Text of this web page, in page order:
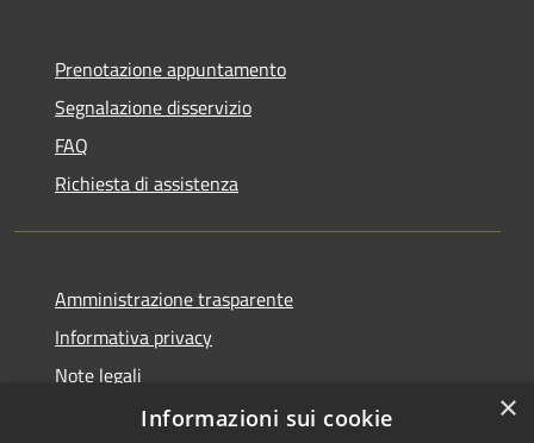
Prenotazione appuntamento
Segnalazione disservizio
FAQ
Richiesta di assistenza
Amministrazione trasparente
Informativa privacy
Note legali
Dichiarazione di accessibilità
×
Informazioni sui cookie